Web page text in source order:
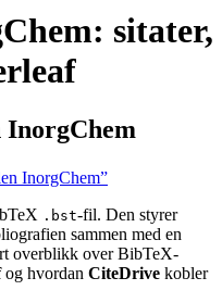
sitater,
InorgChem
InorgChem”
.bst-fil. Den styrer
sammen med en
overblikk over BibTeX-
og hvordan CiteDrive kobler